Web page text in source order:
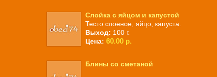
Слойка с яйцом и капустой
Тесто слоеное, яйцо, капуста.
Выход: 100 г.
Цена: 60.00 р.
Блины со сметаной